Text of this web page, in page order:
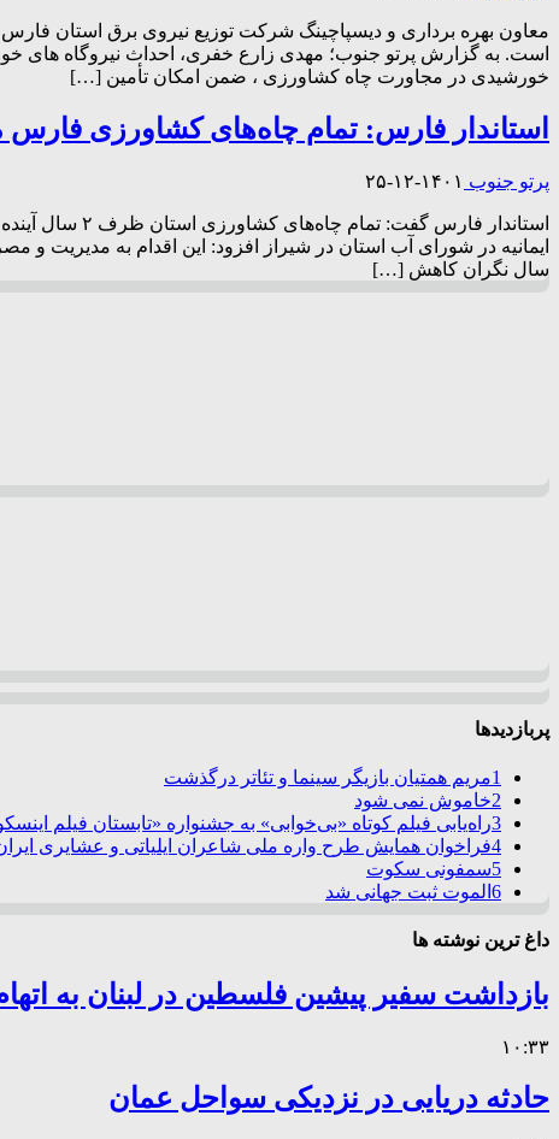
است. به گزارش پرتو جنوب؛ مهدی زارع خفری، احداث نیروگاه های
خورشیدی در مجاورت چاه کشاورزی ، ضمن امکان تأمین […]
استاندار فارس: تمام چاه‌های کشاورزی
پرتو جنوب ۱۴۰۱-۱۲-۲۵
استاندار
ایمانیه در شورای آب استان در شیراز افزود: این اقدام به مدیریت و
سال نگران کاهش […]
پربازدیدها
1مریم همتیان بازیگر سینما و تئاتر درگذشت
2خاموش نمی شود
3راه‌یابی فیلم کوتاه «بی‌خوابی» به جشنواره «تابستان فیلم
4فراخوان همایش طرح واره ملی شاعران ایلیاتی و عشایری ایران
5سمفونی سکوت
6 الموت ثبت جهانی شد
داغ ترین نوشته ها
بازداشت سفیر پیشین فلسطین در لبنان به
۱۰:۳۳
حادثه دریایی در نزدیکی سواحل عمان